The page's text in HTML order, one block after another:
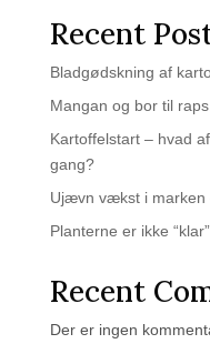
Recent
Bladgødskning af
Mangan og bor til raps
Kartoffelstart – hvad
gang?
Ujævn vækst i marken
Planterne er ikke
Recent
Der er ingen